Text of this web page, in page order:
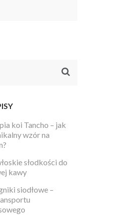
koi Tancho – jak
wzór na
słodkości do
kawy
siodłowe –